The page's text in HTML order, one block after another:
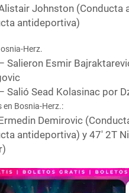
Johnston (Conducta
antideportiva)
Herz.
Salieron Esmir
Salió Sead Kolasinac por
Bosnia-Herz.:
Demirovic
antideportiva) y 47′ 2T